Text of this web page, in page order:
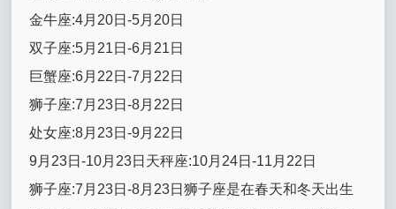
金牛座:4月20日-5月20日
双子座:5月21日-6月21日
巨蟹座:6月22日-7月22日
狮子座:7月23日-8月22日
处女座:8月23日-9月22日
9月23日-10月23日天秤座:10月24日-11月22日
狮子座:7月23日-8月23日狮子座是在春天和冬天出生